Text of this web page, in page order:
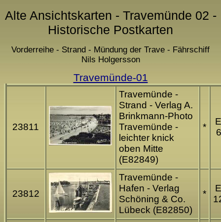
Alte Ansichtskarten - Travemünde 02 -
Historische Postkarten
Vorderreihe - Strand - Mündung der Trave - Fährschiff
Nils Holgersson
Travemünde-01
23811
Travemünde -
Strand - Verlag A.
Brinkmann-Photo
Travemünde -
leichter knick
oben Mitte
(E82849)
*
23812
Travemünde -
Hafen - Verlag
Schöning & Co.
Lübeck (E82850)
*